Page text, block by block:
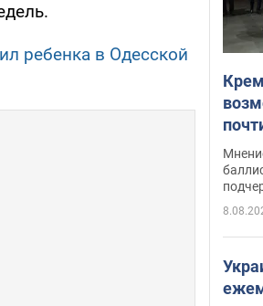
ребенка в Одесской